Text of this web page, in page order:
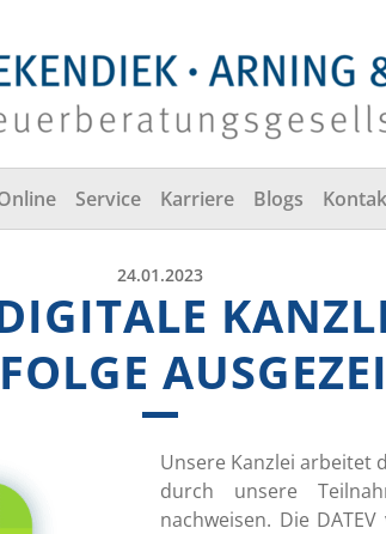
Service Karriere Blogs
24.01.2023
Unsere Kanzlei arbeitet
durch unsere
nachweisen. Die